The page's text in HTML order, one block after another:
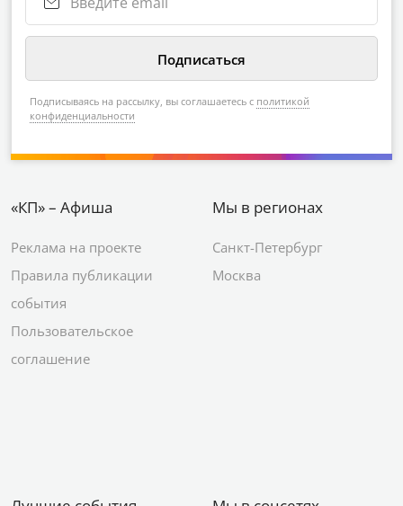
Подписываясь на рассылку, вы соглашаетесь с политикой
конфиденциальности
«КП» – Афиша
Реклама на проекте
Правила публикации
события
Пользовательское
соглашение
Мы в регионах
Санкт-Петербург
Москва